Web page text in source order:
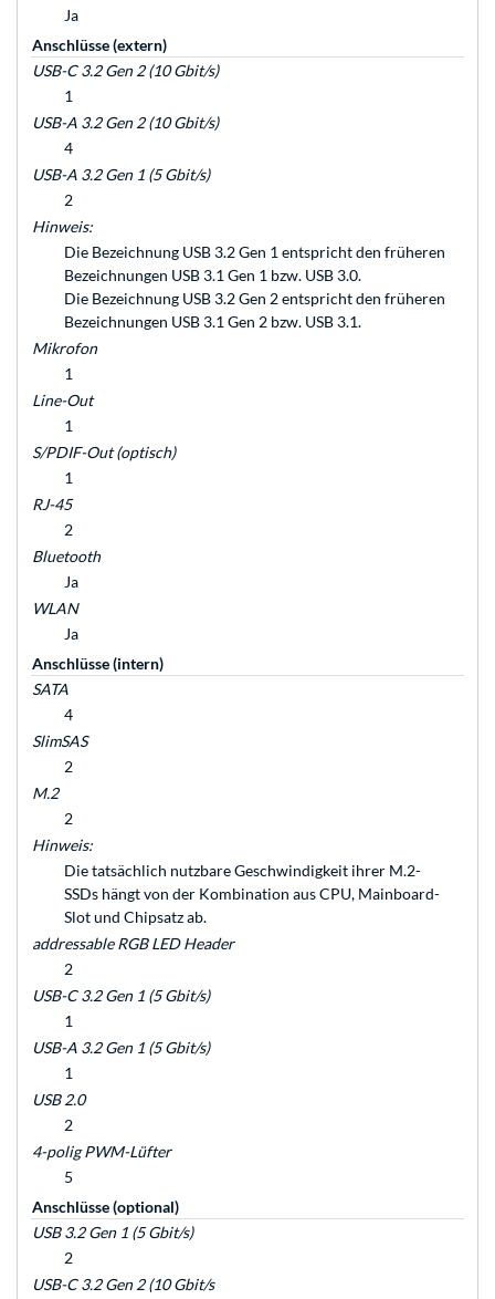
Ja
Anschlüsse (extern)
USB-C 3.2 Gen 2 (10 Gbit/s)
1
USB-A 3.2 Gen 2 (10 Gbit/s)
4
USB-A 3.2 Gen 1 (5 Gbit/s)
2
Hinweis:
Die Bezeichnung USB 3.2 Gen 1 entspricht den früheren
Bezeichnungen USB 3.1 Gen 1 bzw. USB 3.0.
Die Bezeichnung USB 3.2 Gen 2 entspricht den früheren
Bezeichnungen USB 3.1 Gen 2 bzw. USB 3.1.
Mikrofon
1
Line-Out
1
S/PDIF-Out (optisch)
1
RJ-45
2
Bluetooth
Ja
WLAN
Ja
Anschlüsse (intern)
SATA
4
SlimSAS
2
M.2
2
Hinweis:
Die tatsächlich nutzbare Geschwindigkeit ihrer M.2-
SSDs hängt von der Kombination aus CPU, Mainboard-
Slot und Chipsatz ab.
addressable RGB LED Header
2
USB-C 3.2 Gen 1 (5 Gbit/s)
1
USB-A 3.2 Gen 1 (5 Gbit/s)
1
USB 2.0
2
4-polig PWM-Lüfter
5
Anschlüsse (optional)
USB 3.2 Gen 1 (5 Gbit/s)
2
USB-C 3.2 Gen 2 (10 Gbit/s